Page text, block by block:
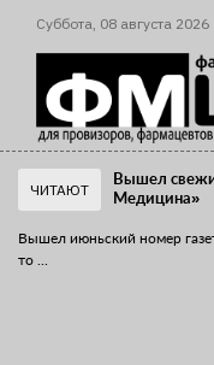
Суббота, 08 августа 2026
ЧИТАЮТ
Вышел
Медицина»
Вышел июньский номер
то